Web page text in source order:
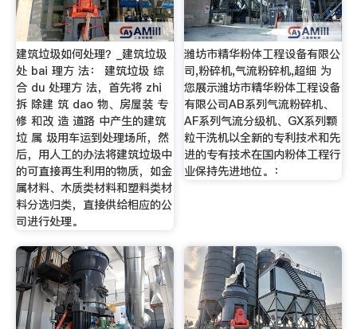
建筑垃圾如何处理？_建筑垃圾
处 bai 理方 法： 建筑垃圾 综
合 du 处理方 法，首先将 zhi
拆 除建 筑 dao 物、房屋装 专
修 和改 造 道路 中产生的建筑
垃 属 圾用车运到处理场所，然
后，用人工的办法将建筑垃圾中
的可直接再生利用的物质，如金
属材料、木质类材料和塑料类材
料分选归类，直接供给相应的公
司进行处理。
潍坊市精华粉体工程设备有限公
司,粉碎机,气流粉碎机,超细 为
您展示潍坊市精华粉体工程设备
有限公司AB系列气流粉碎机、
AF系列气流分级机、GX系列颗
粒干洗机以全新的专利技术和先
进的专有技术在国内粉体工程行
业保持先进地位。：